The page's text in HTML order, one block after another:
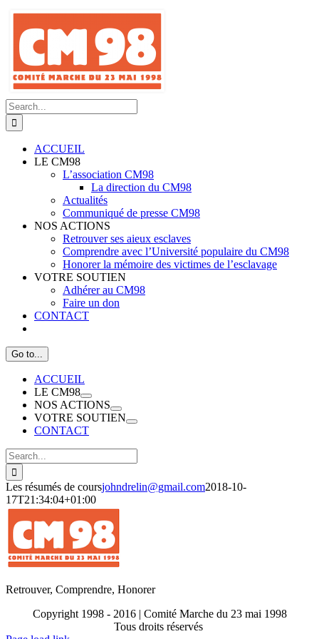
Skip
content
Search
for:
ACCUEIL
LE CM98
L’association CM98
La direction du CM98
Actualités
Communiqué de presse CM98
NOS ACTIONS
Retrouver ses aieux esclaves
Comprendre avec l’Université populaire du CM98
Honorer la mémoire des victimes de l’esclavage
VOTRE SOUTIEN
Adhérer au CM98
Faire un don
CONTACT
Go to...
ACCUEIL
LE CM98
NOS ACTIONS
VOTRE SOUTIEN
CONTACT
Search
for:
Les résumés de coursjohndrelin@gmail.com2018-10-
17T21:34:04+01:00
Retrouver, Comprendre, Honorer
Copyright 1998 - 2016 | Comité Marche du 23 mai 1998
Tous droits réservés